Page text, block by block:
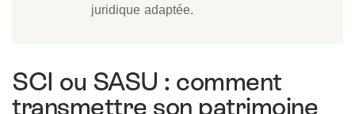
juridique adaptée.
SCI ou SASU : comment
transmettre son patrimoine